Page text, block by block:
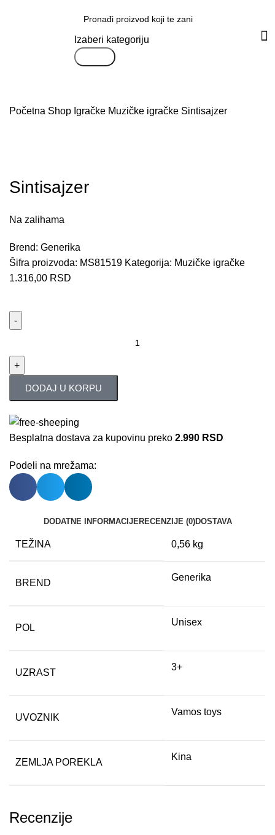
Izaberi kategoriju
Početna Shop Igračke Muzičke igračke Sintisajzer
Sintisajzer
Na zalihama
Brend: Generika
Šifra proizvoda: MS81519 Kategorija: Muzičke igračke
1.316,00 RSD
DODAJ U KORPU
Besplatna dostava za kupovinu preko 2.990 RSD
Podeli na mrežama:
DODATNE INFORMACIJERECENZIJE (0)DOSTAVA
TEŽINA 0,56 kg
BREND
Generika
POL
Unisex
UZRAST
3+
UVOZNIK
Vamos toys
ZEMLJA POREKLA
Kina
Recenzije